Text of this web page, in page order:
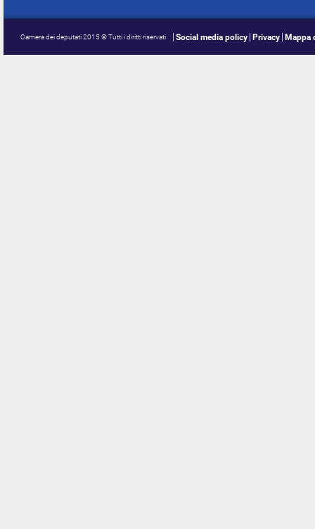
Camera dei deputati 2015 © Tutti i diritti riservati Social media policy Privacy Mappa